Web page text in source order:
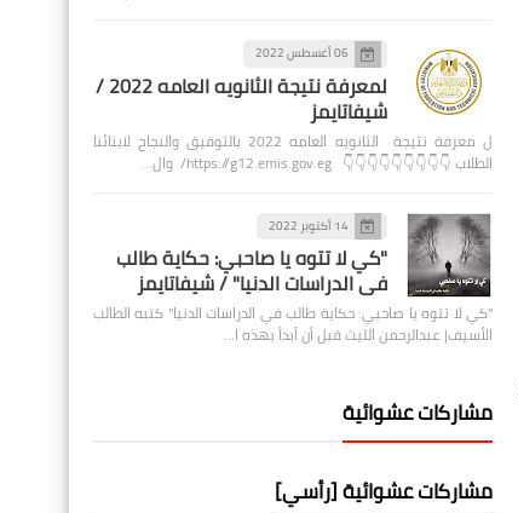
06 أغسطس 2022
لمعرفة نتيجة الثانويه العامه 2022 /
شيفاتايمز
ل معرفة نتيجة الثانويه العامه 2022 بالتوفيق والنجاح لابنائنا
الطلاب 👇👇👇👇👇👇👇👇👇 https://g12.emis.gov.eg/ وال…
14 أكتوبر 2022
"كي لا تتوه يا صاحبي: حكاية طالب
في الدراسات الدنيا" / شيفاتايمز
"كي لا تتوه يا صاحبي: حكاية طالب في الدراسات الدنيا" كتبه الطالب
الأسيف| عبدالرحمن الليث قبل أن أبدأ بهذه ا…
مشاركات عشوائية
مشاركات عشوائية [رأسي]